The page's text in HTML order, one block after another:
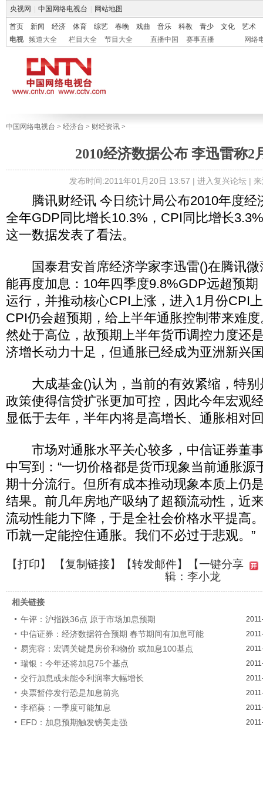
央视网 中国网络电视台 网站地图
首页 新闻 经济 体育 综艺 春晚 戏曲 音乐 科教 青少 文化
艺术
电视
频道大全 栏目大全 节目大全 直播中国 赛事直播 网络
中国网络电视台 > 经济台 > 财经资讯 >
2010经济数据公布 李迅雷称2
发布时间:2011年01月20日 13:57 | 进入复兴论坛| 来
腾讯财经讯 今日统计局公布2010年度经
全年GDP同比增长10.3%，CPI同比增长
这一数据发表了看法。
国泰君安首席经济学家李迅雷()在腾讯微
能再度加息：10年四季度9.8%GDP远超预
运行，并推动核心CPI上涨，进入1月份CPI
CPI仍会超预期，给上半年通胀控制带来难
然处于高位，故预期上半年货币调控力度还
济增长动力十足，但通胀已经成为亚洲新兴
大成基金()认为，当前的有效紧缩，特别
政策使得信贷扩张更加可控，因此今年宏观
显低于去年，半年内将是高增长、通胀相对
市场对通胀水平关心较多，中信证券董
中写到：“一切价格都是货币现象当前通胀源
期十分流行。但所有成本推动现象本质上仍
结果。前几年房地产吸纳了超额流动性，近
流动性能力下降，于是全社会价格水平提高
币就一定能控住通胀。我们不必过于悲观。”
【打印】 【复制链接】【转发邮件】
【一键分享
辑：李小龙
相关链接
午评：沪指跌36点 原于市场加息预期
中信证券：经济数据符合预期 春节期间有加息可能
易宪容：宏调关键是房价和物价 或加息100基点
瑞银：今年还将加息75个基点
交行加息或未能令利润率大幅增长
央票暂停发行恐是加息前兆
李稻葵：一季度可能加息
EFD：加息预期触发镑美走强